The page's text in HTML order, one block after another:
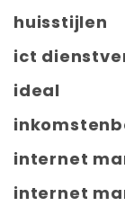
huisstijlen
ict
ideal
internet
internet